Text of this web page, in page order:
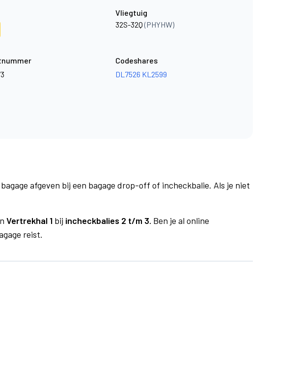
Vliegtuig
32S-32Q(PHYHW)
Codeshares
DL7526 KL2599
afgeven bij een bagage drop-off of incheckbalie. Als je niet
Vertrekhal 1 bij incheckbalies 2 t/m 3. Ben je al online
reist.